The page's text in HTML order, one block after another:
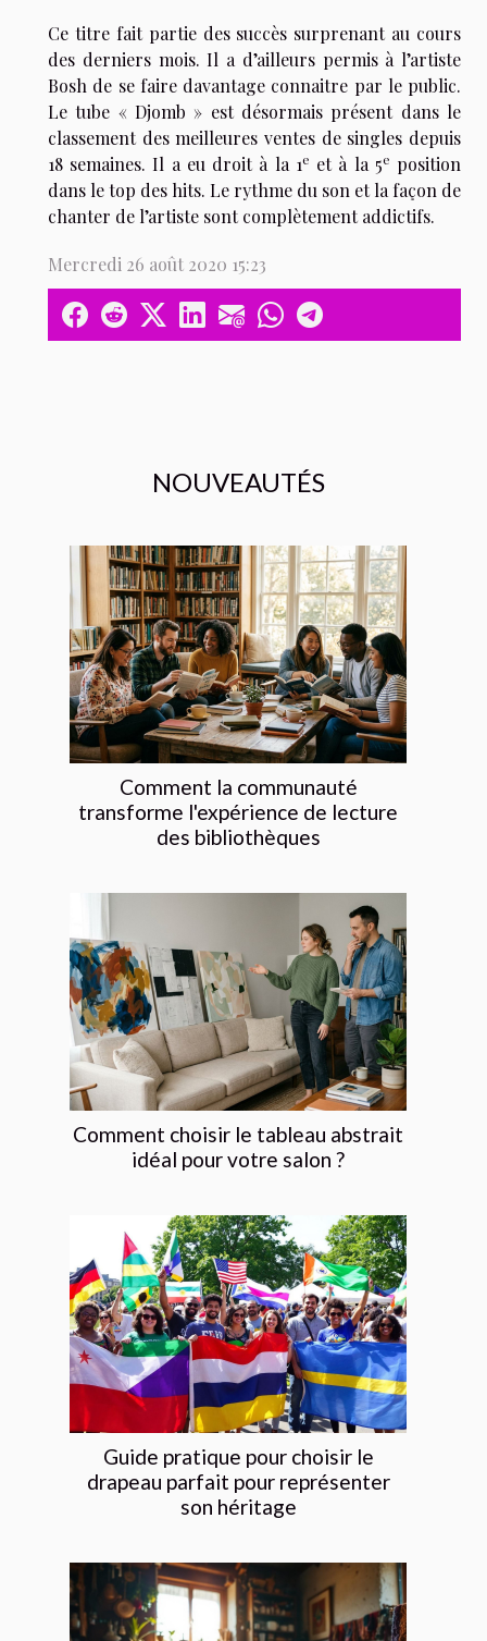
NOUVEAUTÉS
Comment la communauté
transforme l'expérience de lecture
des bibliothèques
Comment choisir le tableau abstrait
idéal pour votre salon ?
Guide pratique pour choisir le
drapeau parfait pour représenter
son héritage
Ce titre fait partie des succès surprenant au cours
des derniers mois. Il a d’ailleurs permis à l’artiste
Bosh de se faire davantage connaitre par le public.
Le tube « Djomb » est désormais présent dans le
classement des meilleures ventes de singles depuis
18 semaines. Il a eu droit à la 1e et à la 5e position
dans le top des hits. Le rythme du son et la façon de
chanter de l’artiste sont complètement addictifs.
Mercredi 26 août 2020 15:23